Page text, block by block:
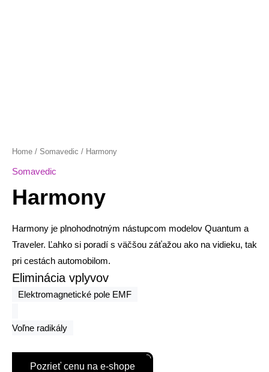
Home / Somavedic / Harmony
Somavedic
Harmony
Harmony je plnohodnotným nástupcom modelov Quantum a
Traveler. Ľahko si poradí s väčšou záťažou ako na vidieku, tak
pri cestách automobilom.
Eliminácia vplyvov
Elektromagnetické pole EMF
Voľne radikály
Pozrieť cenu na e-shope